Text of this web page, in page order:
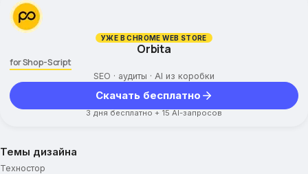
УЖЕ В CHROME WEB STORE
Orbita
for Shop-Script
SEO · аудиты · AI из коробки
Скачать бесплатно
3 дня бесплатно + 15 AI-запросов
Темы дизайна
Техностор